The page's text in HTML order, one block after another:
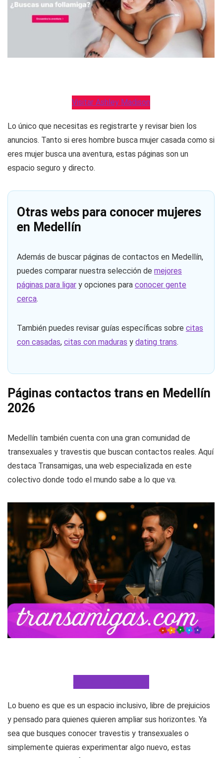
Visitar Ashley Madison
Lo único que necesitas es registrarte y revisar bien los
anuncios. Tanto si eres hombre busca mujer casada como si
eres mujer busca una aventura, estas páginas son un
espacio seguro y directo.
Otras webs para conocer mujeres
en Medellín
Además de buscar páginas de contactos en Medellín,
puedes comparar nuestra selección de mejores
páginas para ligar y opciones para conocer gente
cerca.
También puedes revisar guías específicas sobre citas
con casadas, citas con maduras y dating trans.
Páginas contactos trans en Medellín
2026
Medellín también cuenta con una gran comunidad de
transexuales y travestis que buscan contactos reales. Aquí
destaca Transamigas, una web especializada en este
colectivo donde todo el mundo sabe a lo que va.
Lo bueno es que es un espacio inclusivo, libre de prejuicios
y pensado para quienes quieren ampliar sus horizontes. Ya
sea que busques conocer travestis y transexuales o
simplemente quieras experimentar algo nuevo, estas